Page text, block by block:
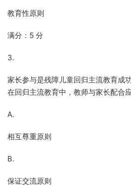
教育性原则
满分：5 分
3.
家长参与是残障儿童回归主流教育成
在回归主流教育中，教师与家长配合
A.
相互尊重原则
B.
保证交流原则